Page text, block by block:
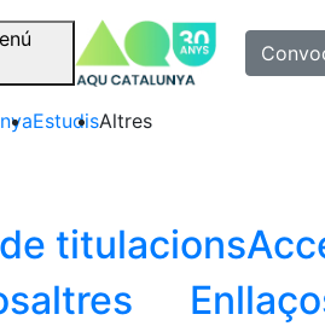
selected
EstudisAltres
titulacions